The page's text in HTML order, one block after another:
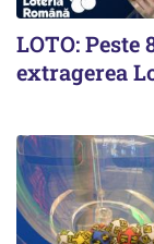
LOTO:
extragerea